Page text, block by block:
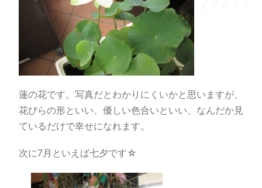
蓮の花です。写真だとわかりにくいかと思いますが、
花びらの形といい、優しい色合いといい、なんだか見
ているだけで幸せになれます。
次に7月といえば七夕です☆